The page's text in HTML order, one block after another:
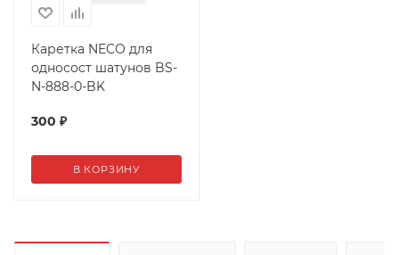
Каретка NECO для
односост шатунов BS-
N-888-0-BK
300 ₽
В КОРЗИНУ